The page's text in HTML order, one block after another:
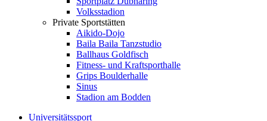
Volksstadion
Private Sportstätten
Aikido-Dojo
Baila Baila Tanzstudio
Ballhaus Goldfisch
Fitness- und Kraftsporthalle
Grips Boulderhalle
Sinus
Stadion am Bodden
Universitätssport